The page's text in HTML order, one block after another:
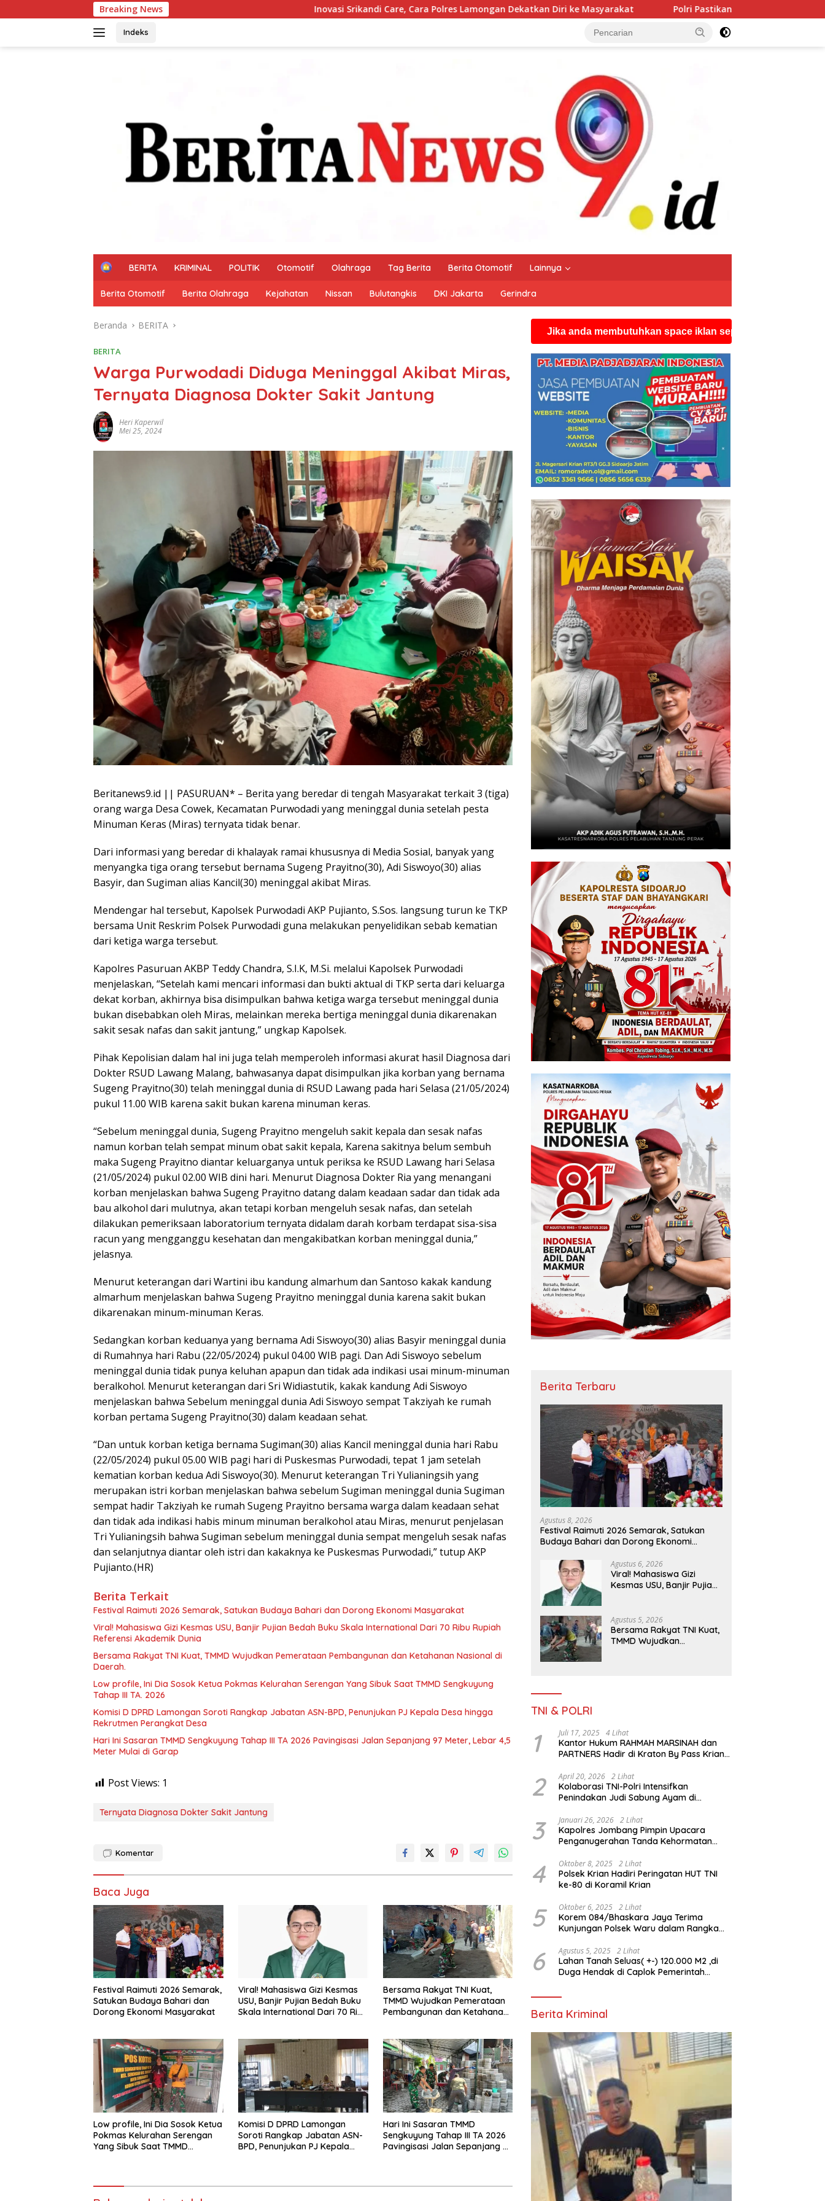
ke
Breaking News Inovasi Srikandi Care, Cara Polres Lamongan Dekatkan Diri ke Masyarakat Polri Pastikan Proses Pemeriksaan Personel di Aceh
Indeks
H
m
e
BERITA KRIMINAL POLITIK Otomotif Olahraga Tag Berita Berita Otomotif Lainnya
Berita Otomotif Berita Olahraga Kejahatan Nissan Bulutangkis DKI Jakarta Gerindra
Beranda BERITA
BERITA
Warga Purwodadi Diduga Meninggal Akibat Miras,
Ternyata Diagnosa Dokter Sakit Jantung
Heri Kaperwil
Mei 25, 2024
Beritanews9.id || PASURUAN* – Berita yang beredar di tengah Masyarakat terkait 3 (tiga)
orang warga Desa Cowek, Kecamatan Purwodadi yang meninggal dunia setelah pesta
Minuman Keras (Miras) ternyata tidak benar.
Dari informasi yang beredar di khalayak ramai khususnya di Media Sosial, banyak yang
menyangka tiga orang tersebut bernama Sugeng Prayitno(30), Adi Siswoyo(30) alias
Basyir, dan Sugiman alias Kancil(30) meninggal akibat Miras.
Mendengar hal tersebut, Kapolsek Purwodadi AKP Pujianto, S.Sos. langsung turun ke TKP
bersama Unit Reskrim Polsek Purwodadi guna melakukan penyelidikan sebab kematian
dari ketiga warga tersebut.
Kapolres Pasuruan AKBP Teddy Chandra, S.I.K, M.Si. melalui Kapolsek Purwodadi
menjelaskan, “Setelah kami mencari informasi dan bukti aktual di TKP serta dari keluarga
dekat korban, akhirnya bisa disimpulkan bahwa ketiga warga tersebut meninggal dunia
bukan disebabkan oleh Miras, melainkan mereka bertiga meninggal dunia dikarenakan
sakit sesak nafas dan sakit jantung,” ungkap Kapolsek.
Pihak Kepolisian dalam hal ini juga telah memperoleh informasi akurat hasil Diagnosa dari
Dokter RSUD Lawang Malang, bahwasanya dapat disimpulkan jika korban yang bernama
Sugeng Prayitno(30) telah meninggal dunia di RSUD Lawang pada hari Selasa (21/05/2024)
pukul 11.00 WIB karena sakit bukan karena minuman keras.
“Sebelum meninggal dunia, Sugeng Prayitno mengeluh sakit kepala dan sesak nafas
namun korban telah sempat minum obat sakit kepala, Karena sakitnya belum sembuh
maka Sugeng Prayitno diantar keluarganya untuk periksa ke RSUD Lawang hari Selasa
(21/05/2024) pukul 02.00 WIB dini hari. Menurut Diagnosa Dokter Ria yang menangani
korban menjelaskan bahwa Sugeng Prayitno datang dalam keadaan sadar dan tidak ada
bau alkohol dari mulutnya, akan tetapi korban mengeluh sesak nafas, dan setelah
dilakukan pemeriksaan laboratorium ternyata didalam darah korbam terdapat sisa-sisa
racun yang mengganggu kesehatan dan mengakibatkan korban meninggal dunia,”
jelasnya.
Menurut keterangan dari Wartini ibu kandung almarhum dan Santoso kakak kandung
almarhum menjelaskan bahwa Sugeng Prayitno meninggal dunia karena sakit bukan
dikarenakan minum-minuman Keras.
Sedangkan korban keduanya yang bernama Adi Siswoyo(30) alias Basyir meninggal dunia
di Rumahnya hari Rabu (22/05/2024) pukul 04.00 WIB pagi. Dan Adi Siswoyo sebelum
meninggal dunia tidak punya keluhan apapun dan tidak ada indikasi usai minum-minuman
beralkohol. Menurut keterangan dari Sri Widiastutik, kakak kandung Adi Siswoyo
menjelaskan bahwa Sebelum meninggal dunia Adi Siswoyo sempat Takziyah ke rumah
korban pertama Sugeng Prayitno(30) dalam keadaan sehat.
“Dan untuk korban ketiga bernama Sugiman(30) alias Kancil meninggal dunia hari Rabu
(22/05/2024) pukul 05.00 WIB pagi hari di Puskesmas Purwodadi, tepat 1 jam setelah
kematian korban kedua Adi Siswoyo(30). Menurut keterangan Tri Yulianingsih yang
merupakan istri korban menjelaskan bahwa sebelum Sugiman meninggal dunia Sugiman
sempat hadir Takziyah ke rumah Sugeng Prayitno bersama warga dalam keadaan sehat
dan tidak ada indikasi habis minum minuman beralkohol atau Miras, menurut penjelasan
Tri Yulianingsih bahwa Sugiman sebelum meninggal dunia sempat mengeluh sesak nafas
dan selanjutnya diantar oleh istri dan kakaknya ke Puskesmas Purwodadi,” tutup AKP
Pujianto.(HR)
Berita Terkait
Festival Raimuti 2026 Semarak, Satukan Budaya Bahari dan Dorong Ekonomi Masyarakat
Viral! Mahasiswa Gizi Kesmas USU, Banjir Pujian Bedah Buku Skala International Dari 70 Ribu Rupiah
Referensi Akademik Dunia
Bersama Rakyat TNI Kuat, TMMD Wujudkan Pemerataan Pembangunan dan Ketahanan Nasional di
Daerah.
Low profile, Ini Dia Sosok Ketua Pokmas Kelurahan Serengan Yang Sibuk Saat TMMD Sengkuyung
Tahap III TA. 2026
Komisi D DPRD Lamongan Soroti Rangkap Jabatan ASN-BPD, Penunjukan PJ Kepala Desa hingga
Rekrutmen Perangkat Desa
Hari Ini Sasaran TMMD Sengkuyung Tahap III TA 2026 Pavingisasi Jalan Sepanjang 97 Meter, Lebar 4,5
Meter Mulai di Garap
Post Views: 1
Ternyata Diagnosa Dokter Sakit Jantung
Komentar
Baca Juga
Festival Raimuti 2026 Semarak,
Satukan Budaya Bahari dan
Dorong Ekonomi Masyarakat
Viral! Mahasiswa Gizi Kesmas
USU, Banjir Pujian Bedah Buku
Skala International Dari 70 Ribu
Bersama Rakyat TNI Kuat,
TMMD Wujudkan Pemerataan
Pembangunan dan Ketahanan
Low profile, Ini Dia Sosok Ketua
Pokmas Kelurahan Serengan
Yang Sibuk Saat TMMD
Komisi D DPRD Lamongan
Soroti Rangkap Jabatan ASN-
BPD, Penunjukan PJ Kepala
Hari Ini Sasaran TMMD
Sengkuyung Tahap III TA 2026
Pavingisasi Jalan Sepanjang 97
Jika anda membutuhkan space iklan seperti ini silahkan hubungi
Berita Terbaru
Agustus 8, 2026
Festival Raimuti 2026 Semarak, Satukan
Budaya Bahari dan Dorong Ekonomi
Agustus 6, 2026
Viral! Mahasiswa Gizi
Kesmas USU, Banjir Pujian
Rupiah Referensi
Akademik Dunia
Agustus 5, 2026
Bersama Rakyat TNI Kuat,
TMMD Wujudkan
TNI & POLRI
1 Juli 17, 2025 4 Lihat
Kantor Hukum RAHMAH MARSINAH dan
PARTNERS Hadir di Kraton By Pass Krian
2 April 20, 2026 2 Lihat
Kolaborasi TNI-Polri Intensifkan
Penindakan Judi Sabung Ayam di
3 Januari 26, 2026 2 Lihat
Kapolres Jombang Pimpin Upacara
Penganugerahan Tanda Kehormatan
Polri
4 Oktober 8, 2025 2 Lihat
Polsek Krian Hadiri Peringatan HUT TNI
ke-80 di Koramil Krian
5 Oktober 6, 2025 2 Lihat
Korem 084/Bhaskara Jaya Terima
Kunjungan Polsek Waru dalam Rangka
6 Agustus 5, 2025 2 Lihat
Lahan Tanah Seluas( +-) 120.000 M2 ,di
Duga Hendak di Caplok Pemerintah
Berita Kriminal